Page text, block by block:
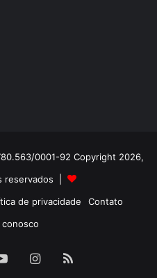
0001-92 Copyright 2026,
reservados |
de privacidade
Contato
YouTubeInstagram
RSS